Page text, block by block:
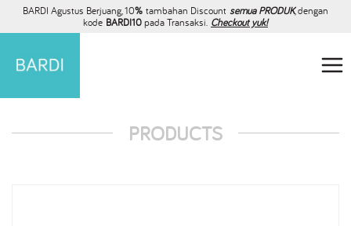
BARDI Agustus Berjuang, 10% tambahan Discount semua PRODUK, dengan
kode BARDI10pada Transaksi. Checkout yuk!
PRODUCTS